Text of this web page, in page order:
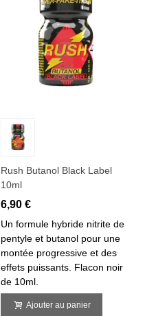
Rush Butanol Black Label
10ml
6,90 €
Un formule hybride nitrite de
pentyle et butanol pour une
montée progressive et des
effets puissants. Flacon noir
de 10ml.
Ajouter au panier